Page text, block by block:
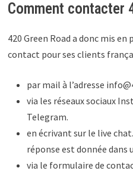
Comment contacter
420 Green Road a donc mis
contact pour ses clients
par mail à l’adresse
via les réseaux sociaux
Telegram.
en écrivant sur le live
réponse est donnée dans
via le formulaire de